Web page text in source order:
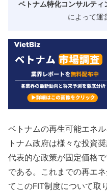
ベトナム特化コンサルテ
によって運
ベトナムの再生可能エネ
トナム政府は様々な投資
代表的な政策が固定価格
である。これまでの再エ
てこのFIT制度について取